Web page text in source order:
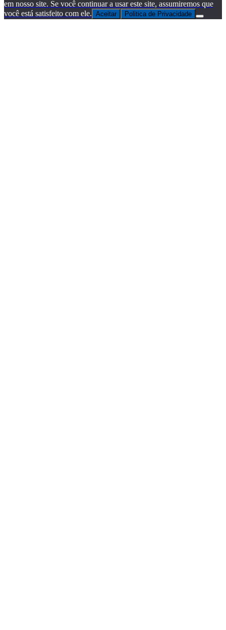
em nosso site. Se você continuar a usar este site, assumiremos que
você está satisfeito com ele. Aceitar Politica de Privacidade